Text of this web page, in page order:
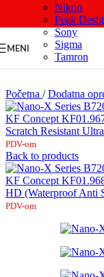
Skip to navigation
Nikon
Peak
Sony
Sigma
Tamron
MENI
Početna / Dodatna
KF Concept
Scratch Resistant
PDV-om
Back to products
KF Concept
HD (Waterproof Anti
PDV-om